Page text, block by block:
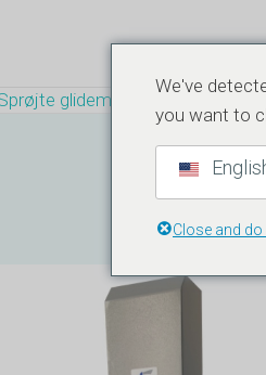
glidemodstandstester
We've
you want to
Close and